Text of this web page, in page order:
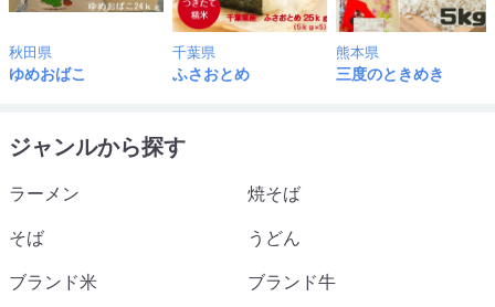
秋田県
ゆめおばこ
千葉県
ふさおとめ
熊本県
三度のときめき
ジャンルから探す
ラーメン 焼そば
そば うどん
ブランド米 ブランド牛